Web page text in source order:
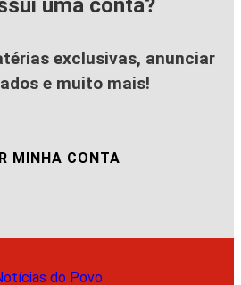
uma conta?
exclusivas, anunciar
e muito mais!
MINHA CONTA